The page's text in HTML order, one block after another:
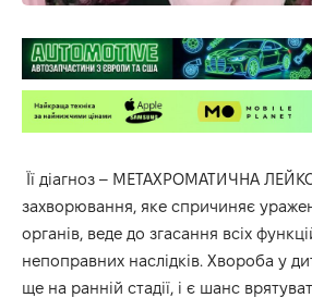
Її діагноз – МЕТАХРОМАТИЧНА
захворювання, яке спричиняє
органів, веде до згасання всіх
непоправних наслідків. Хвороба у
ще на ранній стадії, і є шанс